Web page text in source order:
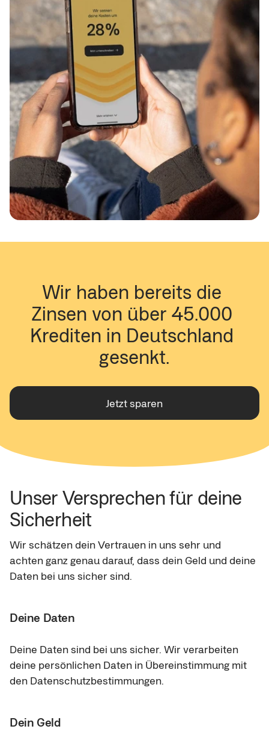
Wir haben bereits die
Zinsen von über 45.000
Krediten in Deutschland
gesenkt.
Jetzt sparen
Unser Versprechen für deine
Sicherheit
Wir schätzen dein Vertrauen in uns sehr und
achten ganz genau darauf, dass dein Geld und deine
Daten bei uns sicher sind.
Deine Daten
Deine Daten sind bei uns sicher. Wir verarbeiten
deine persönlichen Daten in Übereinstimmung mit
den Datenschutzbestimmungen.
Dein Geld